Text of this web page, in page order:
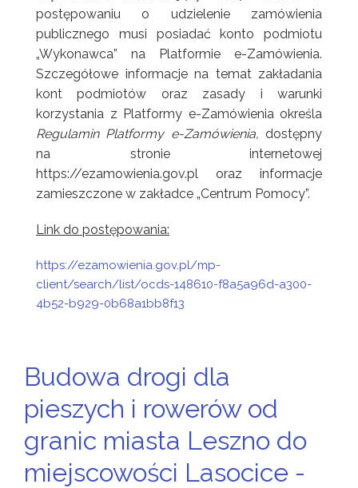
postępowaniu o udzielenie zamówienia
publicznego musi posiadać konto podmiotu
„Wykonawca” na Platformie e-Zamówienia.
Szczegółowe informacje na temat zakładania
kont podmiotów oraz zasady i warunki
korzystania z Platformy e-Zamówienia określa
Regulamin Platformy e-Zamówienia, dostępny
na stronie internetowej
https://ezamowienia.gov.pl oraz informacje
zamieszczone w zakładce „Centrum Pomocy”.
Link do postępowania:
https://ezamowienia.gov.pl/mp-
client/search/list/ocds-148610-f8a5a96d-a300-
4b52-b929-0b68a1bb8f13
Budowa drogi dla
pieszych i rowerów od
granic miasta Leszno do
miejscowości Lasocice -